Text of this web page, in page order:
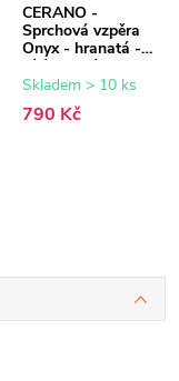
CERANO -
Sprchová vzpěra
Onyx - hranatá -
bílá matná - 150
cm
Skladem > 10 ks
790 Kč